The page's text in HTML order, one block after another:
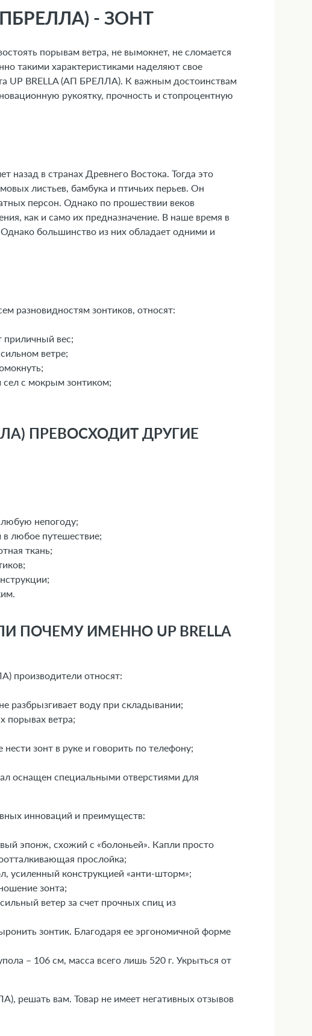
- ЗОНТ
порывам ветра, не вымокнет, не сломается
такими характеристиками наделяют свое
UP BRELLA (АП БРЕЛЛА). К важным достоинствам
рукоятку, прочность и стопроцентную
назад в странах Древнего Востока. Тогда это
листьев, бамбука и птичьих перьев. Он
персон. Однако по прошествии веков
как и само их предназначение. В наше время в
большинство из них обладает одними и
разновидностям зонтиков, относят:
вес;
ветре;
сел с мокрым зонтиком;
ПРЕВОСХОДИТ ДРУГИЕ
непогоду;
любое путешествие;
ткань;
ИМЕННО UP BRELLA
производители относят:
разбрызгивает воду при складывании;
порывах ветра;
зонт в руке и говорить по телефону;
оснащен специальными отверстиями для
инноваций и преимуществ:
эпонж, схожий с «болоньей». Капли просто
прослойка;
усиленный конструкцией «анти-шторм»;
зонта;
ветер за счет прочных спиц из
зонтик. Благодаря ее эргономичной форме
– 106 см, масса всего лишь 520 г. Укрыться от
решать вам. Товар не имеет негативных отзывов